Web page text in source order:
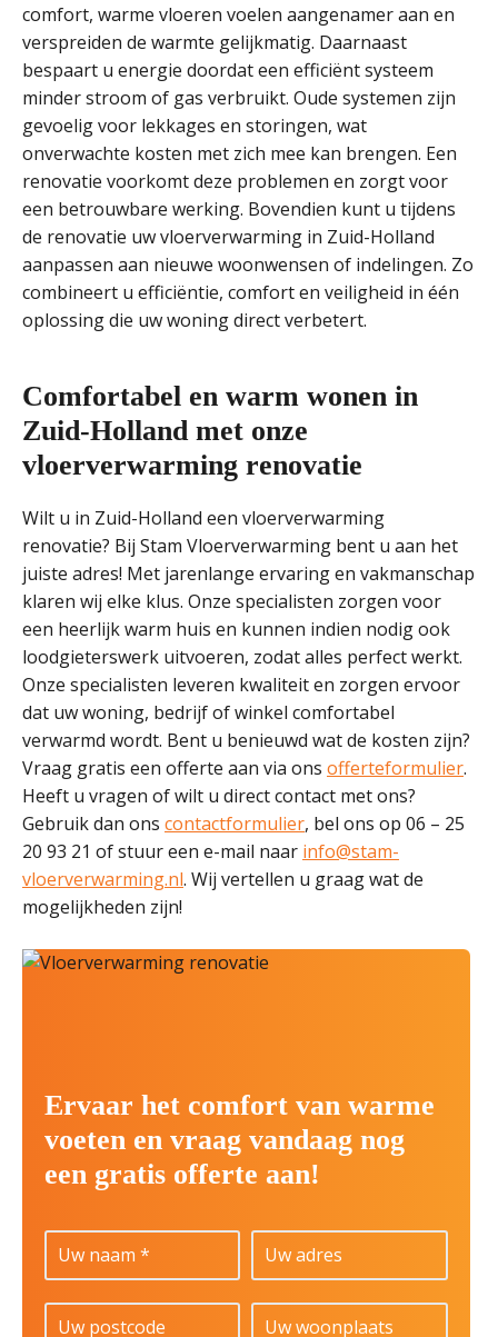
comfort, warme vloeren voelen aangenamer aan en
verspreiden de warmte gelijkmatig. Daarnaast
bespaart u energie doordat een efficiënt systeem
minder stroom of gas verbruikt. Oude systemen zijn
gevoelig voor lekkages en storingen, wat
onverwachte kosten met zich mee kan brengen. Een
renovatie voorkomt deze problemen en zorgt voor
een betrouwbare werking. Bovendien kunt u tijdens
de renovatie uw vloerverwarming in Zuid-Holland
aanpassen aan nieuwe woonwensen of indelingen. Zo
combineert u efficiëntie, comfort en veiligheid in één
oplossing die uw woning direct verbetert.
Comfortabel en warm wonen in
Zuid-Holland met onze
vloerverwarming renovatie
Wilt u in Zuid-Holland een vloerverwarming
renovatie? Bij Stam Vloerverwarming bent u aan het
juiste adres! Met jarenlange ervaring en vakmanschap
klaren wij elke klus. Onze specialisten zorgen voor
een heerlijk warm huis en kunnen indien nodig ook
loodgieterswerk uitvoeren, zodat alles perfect werkt.
Onze specialisten leveren kwaliteit en zorgen ervoor
dat uw woning, bedrijf of winkel comfortabel
verwarmd wordt. Bent u benieuwd wat de kosten zijn?
Vraag gratis een offerte aan via ons offerteformulier.
Heeft u vragen of wilt u direct contact met ons?
Gebruik dan ons contactformulier, bel ons op 06 – 25
20 93 21 of stuur een e-mail naar info@stam-
vloerverwarming.nl. Wij vertellen u graag wat de
mogelijkheden zijn!
Ervaar het comfort van warme
voeten en vraag vandaag nog
een gratis offerte aan!